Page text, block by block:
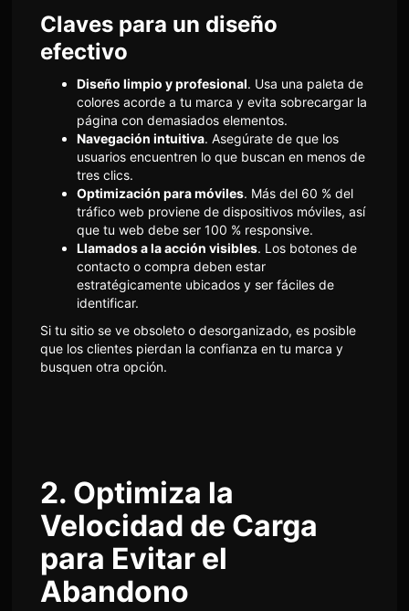
Claves para un diseño
efectivo
Diseño limpio y profesional. Usa una paleta de
colores acorde a tu marca y evita sobrecargar la
página con demasiados elementos.
Navegación intuitiva. Asegúrate de que los
usuarios encuentren lo que buscan en menos de
tres clics.
Optimización para móviles. Más del 60 % del
tráfico web proviene de dispositivos móviles, así
que tu web debe ser 100 % responsive.
Llamados a la acción visibles. Los botones de
contacto o compra deben estar
estratégicamente ubicados y ser fáciles de
identificar.
Si tu sitio se ve obsoleto o desorganizado, es posible
que los clientes pierdan la confianza en tu marca y
busquen otra opción.
2. Optimiza la
Velocidad de Carga
para Evitar el
Abandono